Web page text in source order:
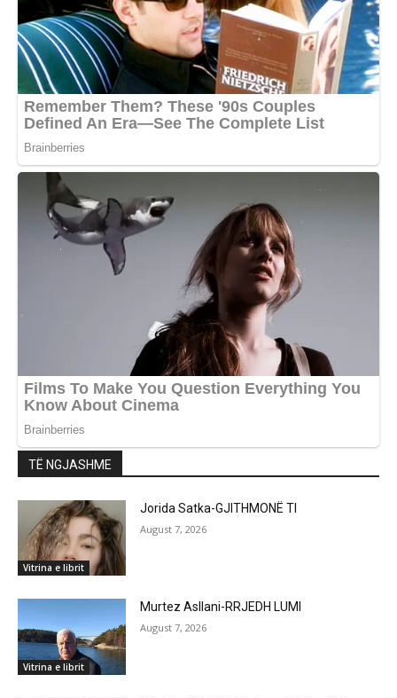
TË NGJASHME
Vitrina e librit
Jorida Satka-GJITHMONË TI
August 7, 2026
Vitrina e librit
Murtez Asllani-RRJEDH LUMI
August 7, 2026